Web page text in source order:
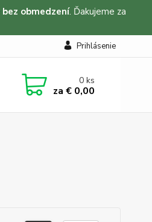
bez obmedzení. Ďakujeme za
Prihlásenie
0ks
za € 0,00